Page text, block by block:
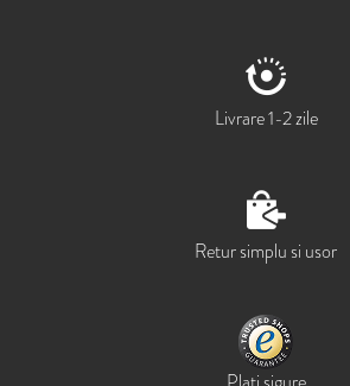
Livrare 1-2 zile
Retur simplu si usor